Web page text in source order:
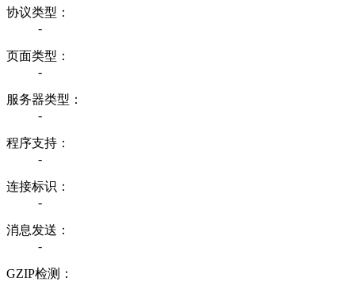
协议类型：
-
页面类型：
-
服务器类型：
-
程序支持：
-
连接标识：
-
消息发送：
-
GZIP检测：